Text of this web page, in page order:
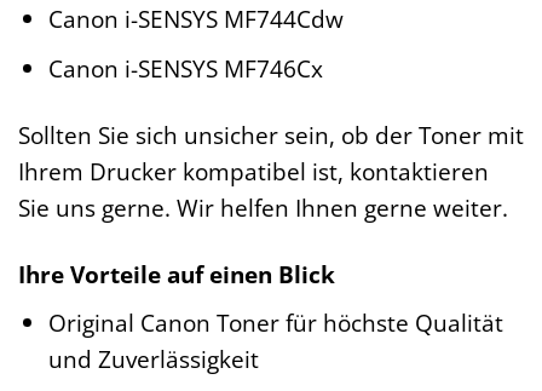
Canon i-SENSYS MF744Cdw
Canon i-SENSYS MF746Cx
Sollten Sie sich unsicher sein, ob der Toner mit
Ihrem Drucker kompatibel ist, kontaktieren
Sie uns gerne. Wir helfen Ihnen gerne weiter.
Ihre Vorteile auf einen Blick
Original Canon Toner für höchste Qualität
und Zuverlässigkeit